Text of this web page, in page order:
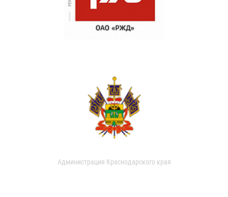
Администрация Краснодарского края